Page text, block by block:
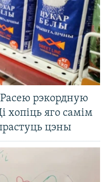
рэкордную
хопіць яго самім
цэны